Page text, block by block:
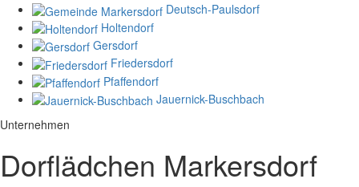
Deutsch-Paulsdorf
Holtendorf
Gersdorf
Friedersdorf
Pfaffendorf
Jauernick-Buschbach
Unternehmen
Dorflädchen Markersdorf